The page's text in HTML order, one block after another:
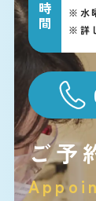
※ 水
※ 詳
ご予